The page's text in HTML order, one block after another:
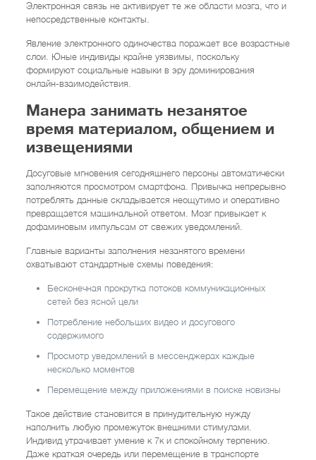
Электронная связь не активирует те же области мозга, что и
непосредственные контакты.
Явление электронного одиночества поражает все возрастные
слои. Юные индивиды крайне уязвимы, поскольку
формируют социальные навыки в эру доминирования
онлайн-взаимодействия.
Манера занимать незанятое
время материалом, общением и
извещениями
Досуговые мгновения сегодняшнего персоны автоматически
заполняются просмотром смартфона. Привычка непрерывно
потреблять данные складывается неощутимо и оперативно
превращается машинальной ответом. Мозг привыкает к
дофаминовым импульсам от свежих уведомлений.
Главные варианты заполнения незанятого времени
охватывают стандартные схемы поведения:
Бесконечная прокрутка потоков коммуникационных
сетей без ясной цели
Потребление небольших видео и досугового
содержимого
Просмотр уведомлений в мессенджерах каждые
несколько моментов
Перемещение между приложениями в поиске новизны
Такое действие становится в принудительную нужду
наполнить любую промежуток внешними стимулами.
Индивид утрачивает умение к 7к и спокойному терпению.
Даже краткая очередь или перемещение в транспорте